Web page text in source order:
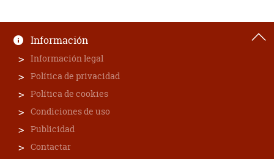
Información
Información legal
Política de privacidad
Política de cookies
Condiciones de uso
Publicidad
Contactar